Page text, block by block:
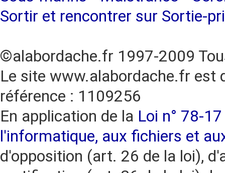
Sortir et rencontrer sur Sortie-
©alabordache.fr 1997-2009
Le site www.alabordache.fr est
référence : 1109256
En application de la Loi n° 78-
l'informatique, aux fichiers et
d'opposition (art. 26 de la loi),